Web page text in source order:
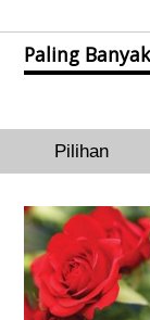
Paling
Pilihan